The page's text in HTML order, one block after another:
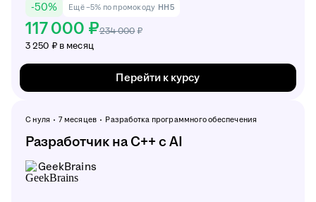
-50% Ещё −5% по промокоду HH5
117 000 ₽234 000 ₽
3 250 ₽ в месяц
Перейти к курсу
С нуля 7 месяцев Разработка программного обеспечения
Разработчик на C++ c AI
GeekBrains